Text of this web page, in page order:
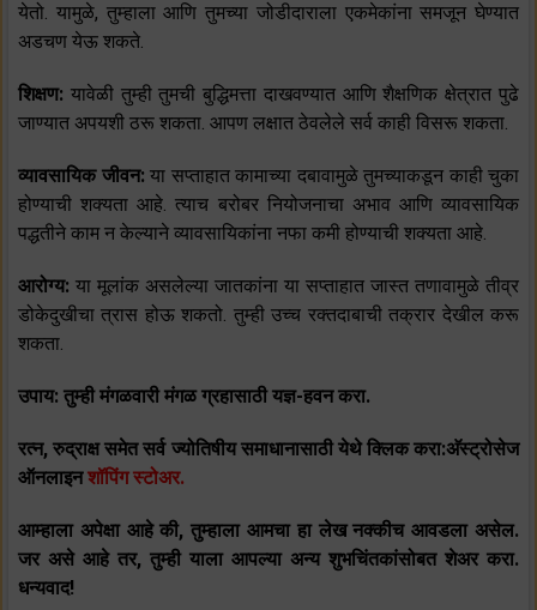
येतो. यामुळे, तुम्हाला आणि तुमच्या जोडीदाराला एकमेकांना समजून घेण्यात
अडचण येऊ शकते.
शिक्षण: यावेळी तुम्ही तुमची बुद्धिमत्ता दाखवण्यात आणि शैक्षणिक क्षेत्रात पुढे
जाण्यात अपयशी ठरू शकता. आपण लक्षात ठेवलेले सर्व काही विसरू शकता.
व्यावसायिक जीवन: या सप्ताहात कामाच्या दबावामुळे तुमच्याकडून काही चुका
होण्याची शक्यता आहे. त्याच बरोबर नियोजनाचा अभाव आणि व्यावसायिक
पद्धतीने काम न केल्याने व्यावसायिकांना नफा कमी होण्याची शक्यता आहे.
आरोग्य: या मूलांक असलेल्या जातकांना या सप्ताहात जास्त तणावामुळे तीव्र
डोकेदुखीचा त्रास होऊ शकतो. तुम्ही उच्च रक्तदाबाची तक्रार देखील करू
शकता.
उपाय: तुम्ही मंगळवारी मंगळ ग्रहासाठी यज्ञ-हवन करा.
रत्न, रुद्राक्ष समेत सर्व ज्योतिषीय समाधानासाठी येथे क्लिक करा:अ‍ॅस्ट्रोसेज
ऑनलाइनशॉपिंग स्टोअर.
आम्हाला अपेक्षा आहे की, तुम्हाला आमचा हा लेख नक्कीच आवडला असेल.
जर असे आहे तर, तुम्ही याला आपल्या अन्य शुभचिंतकांसोबत शेअर करा.
धन्यवाद!